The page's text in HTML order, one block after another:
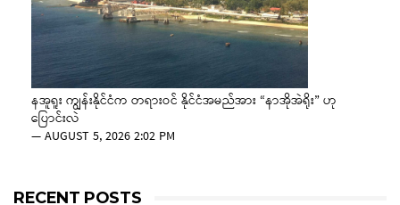
နအူရူး ကျွန်းနိုင်ငံက တရားဝင် နိုင်ငံအမည်အား “နာအိုအဲရိုး” ဟု
ပြောင်းလဲ
—AUGUST 5, 2026 2:02 PM
RECENT POSTS